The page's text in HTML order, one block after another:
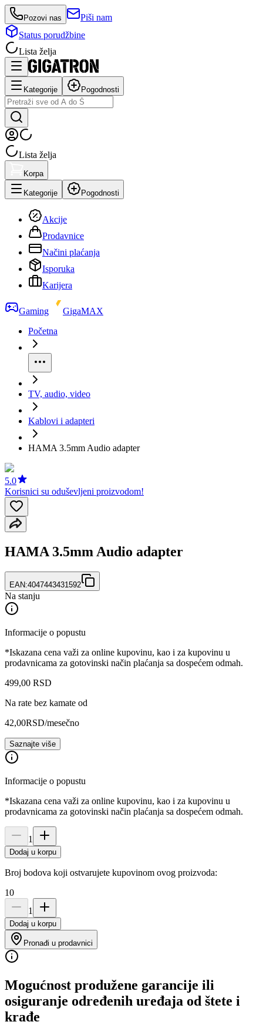
Pozovi nas
Piši nam
Status porudžbine
Lista želja
Kategorije Pogodnosti
Lista želja
Korpa
Kategorije Pogodnosti
Akcije
Prodavnice
Načini plaćanja
Isporuka
Karijera
Gaming
GigaMAX
Početna
TV, audio, video
Kablovi i adapteri
HAMA 3.5mm Audio adapter
5.0
Korisnici su oduševljeni proizvodom!
HAMA 3.5mm Audio adapter
EAN:4047443431592
Na stanju
Informacije o popustu
*Iskazana cena važi za online kupovinu, kao i za kupovinu u
prodavnicama za gotovinski način plaćanja sa dospećem odmah.
499,00 RSD
Na rate bez kamate od
42,00RSD/mesečno
Saznajte više
Informacije o popustu
*Iskazana cena važi za online kupovinu, kao i za kupovinu u
prodavnicama za gotovinski način plaćanja sa dospećem odmah.
1
Dodaj u korpu
Broj bodova koji ostvarujete kupovinom ovog proizvoda:
10
1
Dodaj u korpu
Pronađi u prodavnici
Mogućnost produžene garancije ili
osiguranje određenih uređaja od štete i
krađe